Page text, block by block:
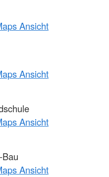
Ansicht
Ansicht
Ansicht
Ansicht